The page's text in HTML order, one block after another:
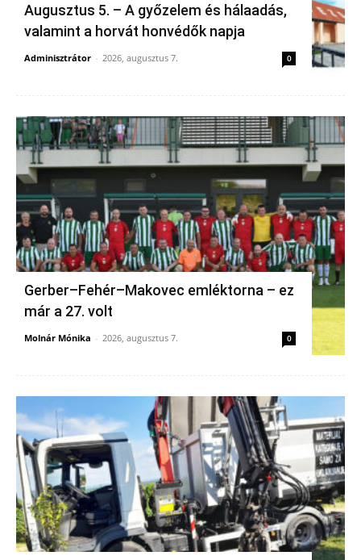
Augusztus 5. – A győzelem és hálaadás,
valamint a horvát honvédők napja
Adminisztrátor - 2026, augusztus 7. 0
Gerber–Fehér–Makovec emléktorna – ez
már a 27. volt
Molnár Mónika - 2026, augusztus 7. 0